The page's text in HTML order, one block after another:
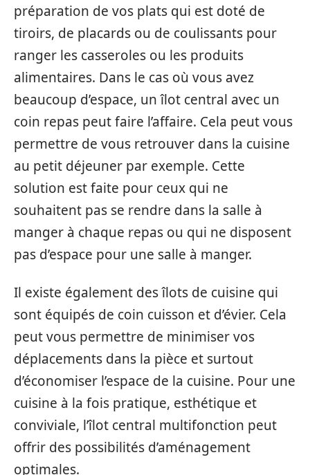
préparation de vos plats qui est doté de
tiroirs, de placards ou de coulissants pour
ranger les casseroles ou les produits
alimentaires. Dans le cas où vous avez
beaucoup d’espace, un îlot central avec un
coin repas peut faire l’affaire. Cela peut vous
permettre de vous retrouver dans la cuisine
au petit déjeuner par exemple. Cette
solution est faite pour ceux qui ne
souhaitent pas se rendre dans la salle à
manger à chaque repas ou qui ne disposent
pas d’espace pour une salle à manger.
Il existe également des îlots de cuisine qui
sont équipés de coin cuisson et d’évier. Cela
peut vous permettre de minimiser vos
déplacements dans la pièce et surtout
d’économiser l’espace de la cuisine. Pour une
cuisine à la fois pratique, esthétique et
conviviale, l’îlot central multifonction peut
offrir des possibilités d’aménagement
optimales.